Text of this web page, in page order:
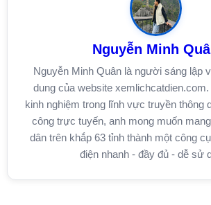
Nguyễn Minh
Nguyễn Minh Quân là người sáng lập
dung của website
kinh nghiệm trong lĩnh vực truyền thông
công trực tuyến, anh mong muốn
dân trên khắp 63 tỉnh thành một công
điện nhanh - đầy đủ - dễ sử